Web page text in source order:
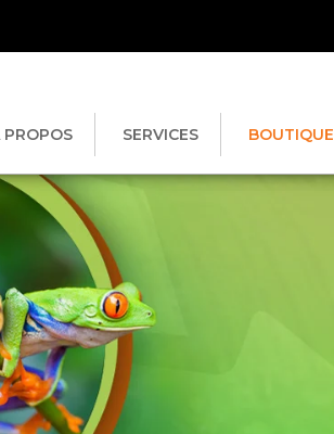
PROPOS SERVICES BOUTIQUE